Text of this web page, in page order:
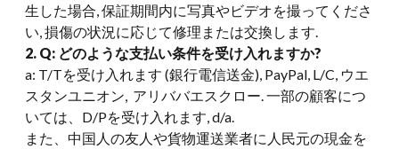
生した場合, 保証期間内に写真やビデオを撮ってくださ
い, 損傷の状況に応じて修理または交換します.
2. Q: どのような支払い条件を受け入れますか?
a: T/Tを受け入れます (銀行電信送金), PayPal, L/C, ウエ
スタンユニオン, アリババエスクロー. 一部の顧客につ
いては、D/Pを受け入れます, d/a.
また、中国人の友人や貨物運送業者に人民元の現金を